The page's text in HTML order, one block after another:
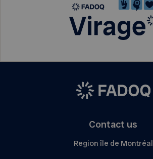
Contact us
Region île de Montréal